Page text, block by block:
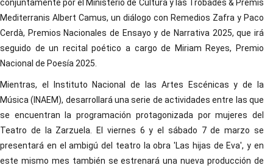
conjuntamente por el Ministerio de Cultura y las Trobades & Premis
Mediterranis Albert Camus, un diálogo con Remedios Zafra y Paco
Cerdà, Premios Nacionales de Ensayo y de Narrativa 2025, que irá
seguido de un recital poético a cargo de Miriam Reyes, Premio
Nacional de Poesía 2025.
Mientras, el Instituto Nacional de las Artes Escénicas y de la
Música (INAEM), desarrollará una serie de actividades entre las que
se encuentran la programación protagonizada por mujeres del
Teatro de la Zarzuela. El viernes 6 y el sábado 7 de marzo se
presentará en el ambigú del teatro la obra 'Las hijas de Eva', y en
este mismo mes también se estrenará una nueva producción de